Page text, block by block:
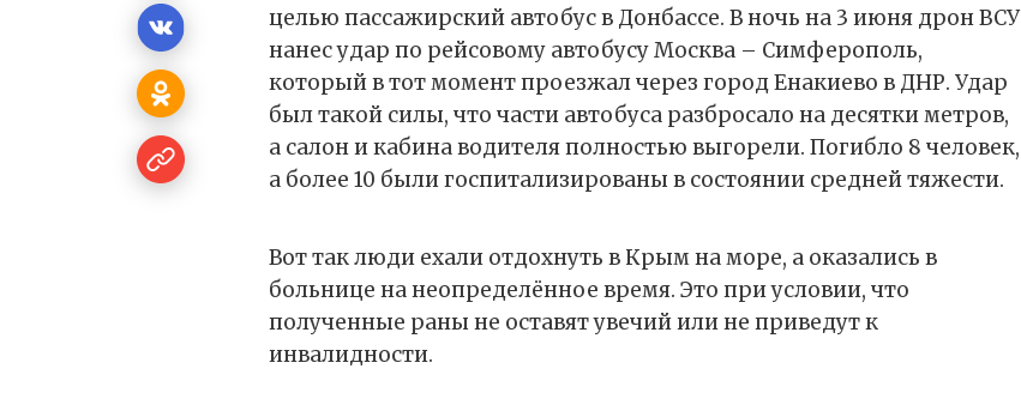
целью пассажирский автобус в Донбассе. В ночь на 3 июня дрон ВСУ
нанес удар по рейсовому автобусу Москва – Симферополь,
который в тот момент проезжал через город Енакиево в ДНР. Удар
был такой силы, что части автобуса разбросало на десятки метров,
а салон и кабина водителя полностью выгорели. Погибло 8 человек,
а более 10 были госпитализированы в состоянии средней тяжести.
Вот так люди ехали отдохнуть в Крым на море, а оказались в
больнице на неопределённое время. Это при условии, что
полученные раны не оставят увечий или не приведут к
инвалидности.